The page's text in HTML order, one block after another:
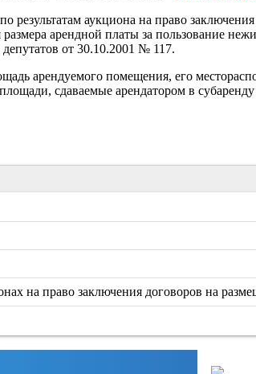
результатам аукциона на право
арендной платы за пользование
от 30.10.2001 № 117.
арендуемого помещения, его
сдаваемые арендатором в
на право заключения договоров на